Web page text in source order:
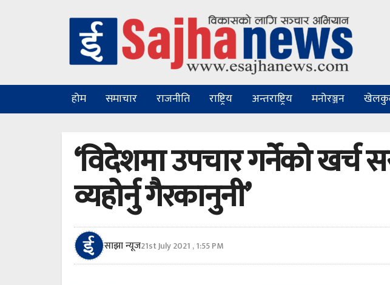
होम समाचार राजनीति राष्ट्रिय अन्तराष्ट्रिय मनोरञ्जन
‘विदेशमा उपचार गर्नेको खर्च
व्यहोर्नु गैरकानुनी’
साझा न्यूज21st July 2021 , 1:55 PM